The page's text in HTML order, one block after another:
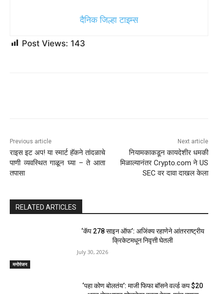
दैनिक जिल्हा टाइम्स
Post Views: 143
Previous article
राइस इट अप! या स्मार्ट हॅकने तांदळाचे
पाणी व्यवस्थित गाळून घ्या – ते आता
तपासा
Next article
नियामकाकडून कायदेशीर धमकी
मिळाल्यानंतर Crypto.com ने US
SEC वर दावा दाखल केला
RELATED ARTICLES
मनोरंजन
‘कॅप 278 साइन ऑफ’: अजिंक्य रहाणेने आंतरराष्ट्रीय
क्रिकेटमधून निवृत्ती घेतली
July 30, 2026
‘पहा कोण बोलतंय’: माजी फिफा बॉसने वर्ल्ड कप $20